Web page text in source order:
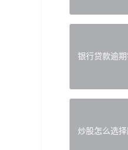
银行贷款逾
炒股怎么选